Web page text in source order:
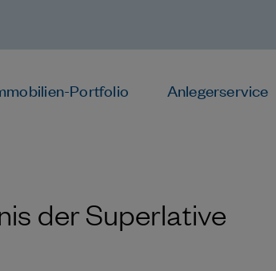
Portfolio Anlegerservice
der Superlative